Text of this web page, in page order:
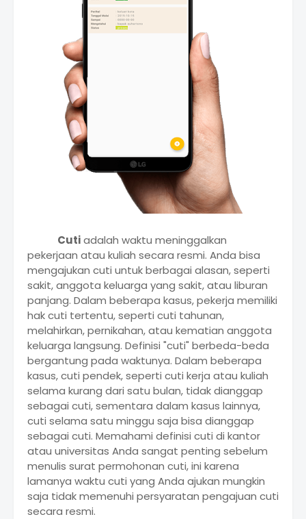
Cutiadalah waktu meninggalkan
pekerjaan atau kuliah secara resmi. Anda bisa
mengajukan cuti untuk berbagai alasan, seperti
sakit, anggota keluarga yang sakit, atau liburan
panjang. Dalam beberapa kasus, pekerja memiliki
hak cuti tertentu, seperti cuti tahunan,
melahirkan, pernikahan, atau kematian anggota
keluarga langsung. Definisi "cuti" berbeda-beda
bergantung pada waktunya. Dalam beberapa
kasus, cuti pendek, seperti cuti kerja atau kuliah
selama kurang dari satu bulan, tidak dianggap
sebagai cuti, sementara dalam kasus lainnya,
cuti selama satu minggu saja bisa dianggap
sebagai cuti. Memahami definisi cuti di kantor
atau universitas Anda sangat penting sebelum
menulis surat permohonan cuti, ini karena
lamanya waktu cuti yang Anda ajukan mungkin
saja tidak memenuhi persyaratan pengajuan cuti
secara resmi.